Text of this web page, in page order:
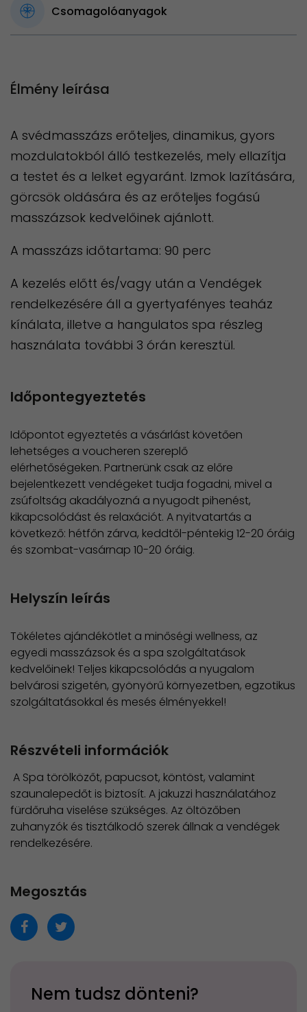
Csomagolóanyagok
Élmény leírása
A svédmasszázs erőteljes, dinamikus, gyors
mozdulatokból álló testkezelés, mely ellazítja
a testet és a lelket egyaránt. Izmok lazítására,
görcsök oldására és az erőteljes fogású
masszázsok kedvelőinek ajánlott.
A masszázs időtartama: 90 perc
A kezelés előtt és/vagy után a Vendégek
rendelkezésére áll a gyertyafényes teaház
kínálata, illetve a hangulatos spa részleg
használata további 3 órán keresztül.
Időpontegyeztetés
Időpontot egyeztetés a vásárlást követően
lehetséges a voucheren szereplő
elérhetőségeken. Partnerünk csak az előre
bejelentkezett vendégeket tudja fogadni, mivel a
zsúfoltság akadályozná a nyugodt pihenést,
kikapcsolódást és relaxációt. A nyitvatartás a
következő: hétfőn zárva, keddtől-péntekig 12-20 óráig
és szombat-vasárnap 10-20 óráig.
Helyszín leírás
Tökéletes ajándékötlet a minőségi wellness, az
egyedi masszázsok és a spa szolgáltatások
kedvelőinek! Teljes kikapcsolódás a nyugalom
belvárosi szigetén, gyönyörű környezetben, egzotikus
szolgáltatásokkal és mesés élményekkel!
Részvételi információk
A Spa törölközőt, papucsot, köntöst, valamint
szaunalepedőt is biztosít. A jakuzzi használatához
fürdőruha viselése szükséges. Az öltözőben
zuhanyzók és tisztálkodó szerek állnak a vendégek
rendelkezésére.
Megosztás
Nem tudsz dönteni?